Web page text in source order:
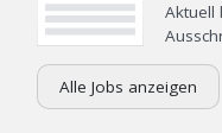
Aktuell
Alle Jobs anzeigen